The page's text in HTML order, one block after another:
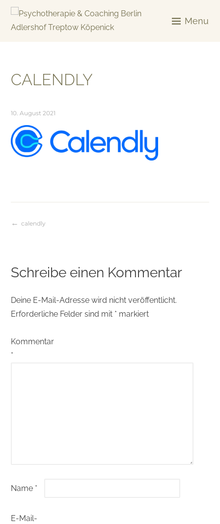
Skip
Menu
CALENDLY
10. August 2021
Beitragsnavigation
calendly
Schreibe einen Kommentar
Deine E-Mail-Adresse wird nicht veröffentlicht.
Erforderliche Felder sind mit * markiert
Kommentar
*
Name *
E-Mail-